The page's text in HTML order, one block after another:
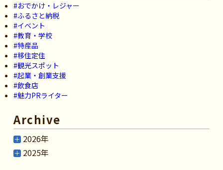
#おでかけ・レジャー
#ふるさと納税
#イベント
#教育・学校
#特産品
#移住定住
#観光スポット
#起業・創業支援
#飲食店
#魅力PRライター
Archive
2026年
2025年